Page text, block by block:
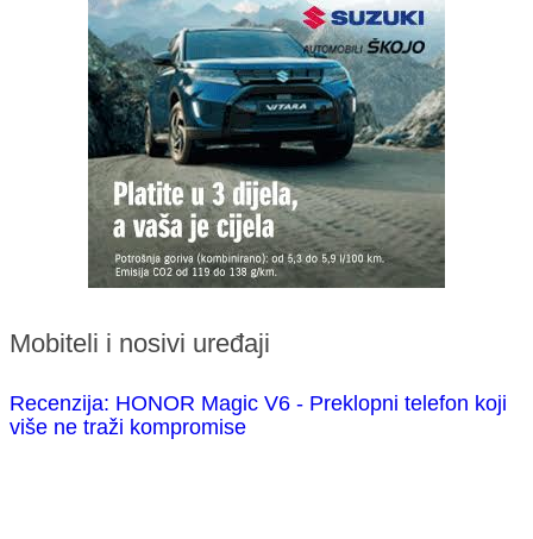
Mobiteli i nosivi uređaji
Recenzija: HONOR Magic V6 - Preklopni telefon koji
više ne traži kompromise